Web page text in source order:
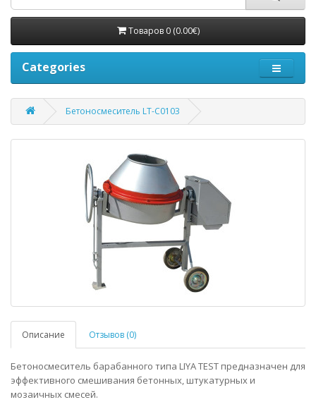
Товаров 0 (0.00€)
Categories
Бетоносмеситель LT-C0103
Описание Отзывов (0)
Бетоносмеситель барабанного типа LIYA TEST предназначен для
эффективного смешивания бетонных, штукатурных и
мозаичных смесей.